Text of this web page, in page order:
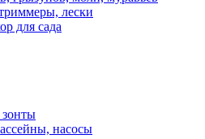
лески
для сада
насосы